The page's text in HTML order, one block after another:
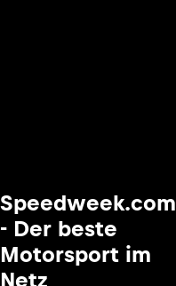
Speedweek.com
- Der beste
Motorsport im
Netz